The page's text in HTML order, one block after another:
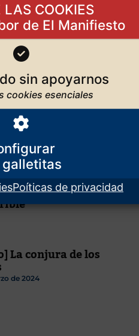
LAS COOKIES
sin apoyarnos
Poíticas de privacidad
para
de 2024
de 2024
La conjura de los
de 2024